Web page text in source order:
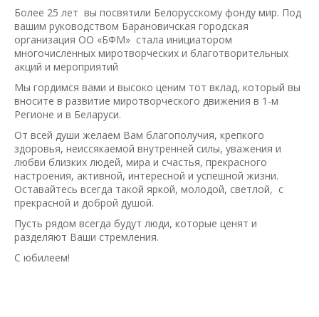
Более 25 лет вы посвятили Белорусскому фонду мир. Под
вашим руководством Барановичская городская
организация ОО «БФМ» стала инициатором
многочисленных миротворческих и благотворительных
акций и мероприятий
Мы гордимся вами и высоко ценим тот вклад, который вы
вносите в развитие миротворческого движения в 1-м
Регионе и в Беларуси.
От всей души желаем Вам благополучия, крепкого
здоровья, неиссякаемой внутренней силы, уважения и
любви близких людей, мира и счастья, прекрасного
настроения, активной, интересной и успешной жизни.
Оставайтесь всегда такой яркой, молодой, светлой, с
прекрасной и доброй душой.
Пусть рядом всегда будут люди, которые ценят и
разделяют Ваши стремления.
С юбилеем!